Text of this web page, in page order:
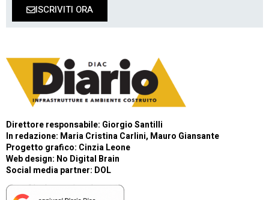
ISCRIVITI ORA
Direttore responsabile: Giorgio Santilli
In redazione: Maria Cristina Carlini, Mauro Giansante
Progetto grafico: Cinzia Leone
Web design: No Digital Brain
Social media partner: DOL